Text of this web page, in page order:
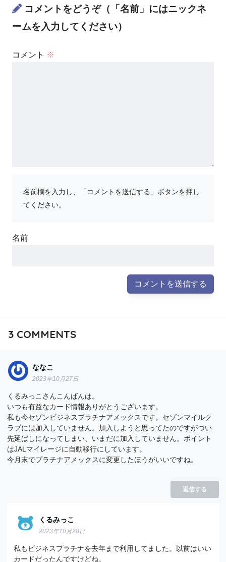
コメントをどうぞ（「名前」にはニックネ
ームを入力してください）
コメント ※
名前欄を入力し、「コメントを送信する」ボタンを押し
てください。
名前
3COMMENTS
ななこ
2023年10月27日
くるみっこさんこんばんは。
いつも有益なカード情報ありがとうございます。
私も今セゾンビジネスプラチナアメックスです。セゾンマイルク
ラブには加入していません。加入しようと思ってたのですがつい
先延ばしになってしまい、いまだに加入していません。ポイント
はJALマイレージに自動移行にしています。
今月末でプラチナアメックスに変更したほうがいいですね。
返信する
くるみっこ
2023年10月28日
私もビジネスプラチナを去年まで利用してました。以前はいい
カードだったんですけどね。